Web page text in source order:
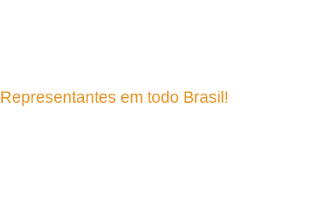
Representantes em todo Brasil!